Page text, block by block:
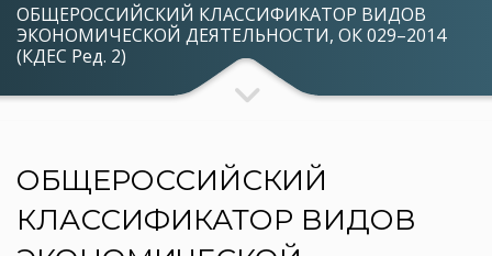
ОБЩЕРОССИЙСКИЙ КЛАССИФИКАТОР ВИДОВ
ЭКОНОМИЧЕСКОЙ ДЕЯТЕЛЬНОСТИ, ОК 029–2014
(КДЕС Ред. 2)
ОБЩЕРОССИЙСКИЙ
КЛАССИФИКАТОР ВИДОВ